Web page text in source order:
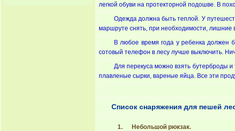
легкой обуви на протекторной подошве. В
Одежда должна быть теплой. У
маршруте снять, при необходимости, лишние
В любое время года у ребенка должен
сотовый телефон в лесу лучше выключить.
Для перекуса можно взять бутерброды
плавленые сырки, вареные яйца. Все эти
Список снаряжения для пешей
Небольшой рюкзак.